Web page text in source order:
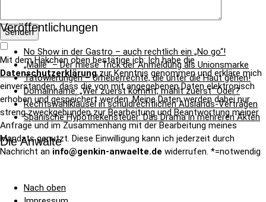
Mit dem Häkchen oben bestätige ich: Ich habe die
Datenschutzerklärung zur Kenntnis genommen und erkläre mich
einverstanden, dass die von mit angegebenen Daten elektronisch
erhoben und gespeichert werden. Meine Daten werden dabei nur
streng zweckgebunden zur Bearbeitung und Beantwortung meiner
Anfrage und im Zusammenhang mit der Bearbeitung meines
Mandats genutzt. Diese Einwilligung kann ich jederzeit durch
Nachricht an info@genkin-anwaelte.de widerrufen. *=notwendig
Veröffentlichungen
No Show in der Gastro – auch rechtlich ein „No go“!
„Malle“ – Der miese Trick der Anmeldung als Unionsmarke
Tätowierungen – Urheberrechte, die unter die Haut gehen!
Domainname: „Wer zuerst kommt, mahlt zuerst“ Oder?
Rechtswahlklausel in schuldrechtlichen Auslands-Verträgen
Spanische Hypothekensteuer: Das Drama in mehreren Akten
Die Anwälte
Nach oben